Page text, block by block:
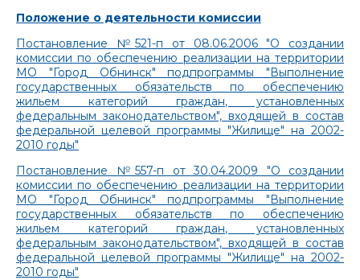
Положение о деятельности комиссии
Постановление №521-п от 08.06.2006 "О создании
комиссии по обеспечению реализации на территории
МО "Город Обнинск" подпрограммы "Выполнение
государственных обязательств по обеспечению
жильем категорий граждан, установленных
федеральным законодательством", входящей в состав
федеральной целевой программы "Жилище" на 2002-
2010 годы"
Постановление №557-п от 30.04.2009 "О создании
комиссии по обеспечению реализации на территории
МО "Город Обнинск" подпрограммы "Выполнение
государственных обязательств по обеспечению
жильем категорий граждан, установленных
федеральным законодательством", входящей в состав
федеральной целевой программы "Жилище" на 2002-
2010 годы"